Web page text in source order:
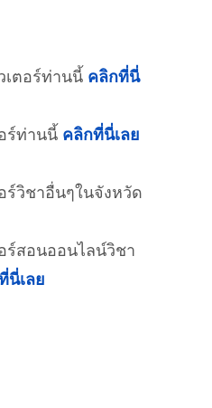
เตอร์ท่านนี้ คลิกที่นี่
ร์ท่านนี้ คลิกที่นี่เลย
ร์วิชาอื่นๆในจังหวัด
ร์สอนออนไลน์วิชา
นี่เลย